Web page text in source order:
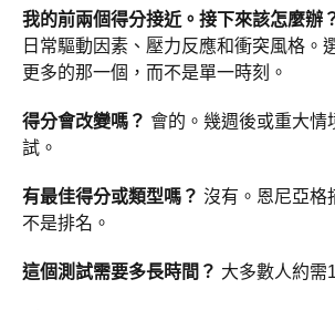
我的前兩個得分接近。接下來該怎麼辦
日常驅動因素、壓力反應和衝突風格。
更多的那一個，而不是單一時刻。
得分會改變嗎？ 會的。幾週後或重大情
試。
有最佳得分或類型嗎？ 沒有。恩尼亞格
不是排名。
這個測試需要多長時間？ 大多數人約需